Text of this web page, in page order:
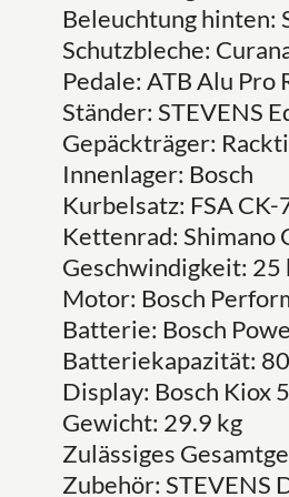
Beleuchtung hinten:
Schutzbleche:
Pedale: ATB Alu Pro
Ständer: STEVENS
Gepäckträger:
Innenlager: Bosch
Kurbelsatz: FSA
Kettenrad: Shimano
Geschwindigkeit: 25
Motor: Bosch
Batterie: Bosch
Batteriekapazität:
Display: Bosch Kiox
Gewicht: 29.9 kg
Zulässiges
Zubehör: STEVENS